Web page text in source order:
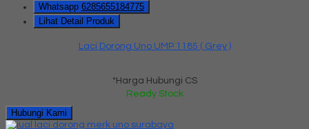
Whatsapp 6285655184775
Lihat Detail Produk
Laci Dorong Uno UMP 1185 ( Grey )
*Harga Hubungi CS
Ready Stock
Hubungi Kami